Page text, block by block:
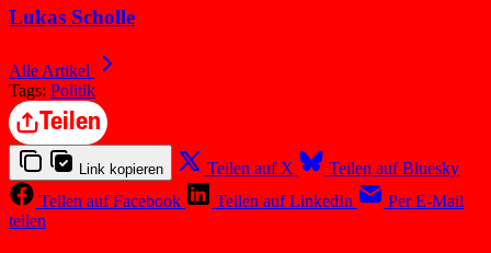
Lukas Scholle
Alle Artikel
Tags: Politik
Teilen
Link kopieren Teilen auf X
Teilen auf Bluesky
Teilen auf Facebook
Teilen auf LinkedIn
Per E-Mail
teilen